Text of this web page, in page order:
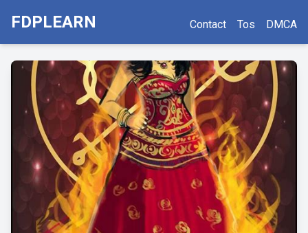
FDPLEARN Contact Tos DMCA